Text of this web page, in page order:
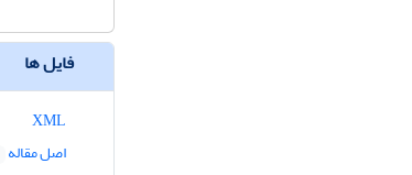
فایل ها
اصل مقاله